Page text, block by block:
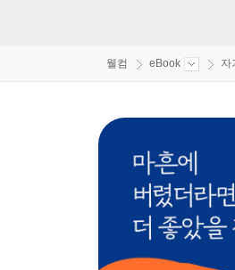
웰컴 eBook 자